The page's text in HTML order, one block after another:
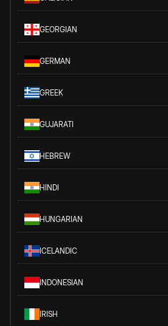
GEORGIAN
GERMAN
GREEK
GUJARATI
HEBREW
HINDI
HUNGARIAN
ICELANDIC
INDONESIAN
IRISH